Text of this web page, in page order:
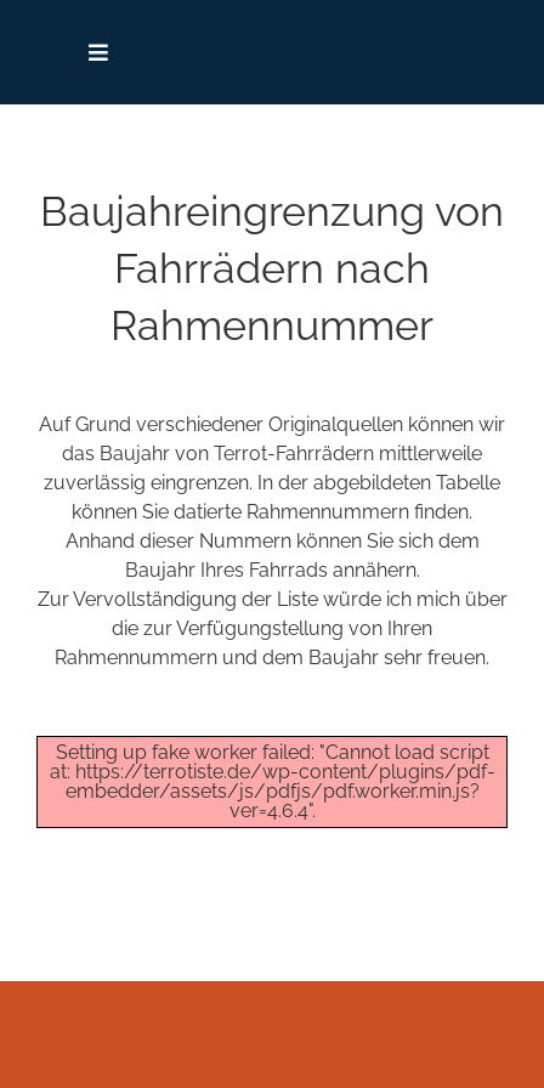
Toggle
Terrot – Die Marke
Hilfe, Tipps & Links
Fahrrad-Identifikation
Archiv
Baujahreingrenzung von
Fahrrädern nach
Rahmennummer
Auf Grund verschiedener Originalquellen können wir
das Baujahr von Terrot-Fahrrädern mittlerweile
zuverlässig eingrenzen. In der abgebildeten Tabelle
können Sie datierte Rahmennummern finden.
Anhand dieser Nummern können Sie sich dem
Baujahr Ihres Fahrrads annähern.
Zur Vervollständigung der Liste würde ich mich über
die zur Verfügungstellung von Ihren
Rahmennummern und dem Baujahr sehr freuen.
Setting up fake worker failed: "Cannot load script
at: https://terrotiste.de/wp-content/plugins/pdf-
embedder/assets/js/pdfjs/pdf.worker.min.js?
ver=4.6.4".